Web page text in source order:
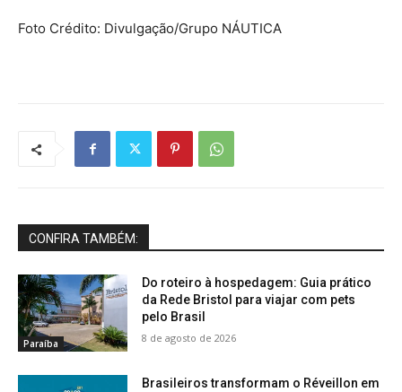
Foto Crédito: Divulgação/Grupo NÁUTICA
CONFIRA TAMBÉM:
Paraíba
Do roteiro à hospedagem: Guia prático
da Rede Bristol para viajar com pets
pelo Brasil
8 de agosto de 2026
Brasileiros transformam o Réveillon em